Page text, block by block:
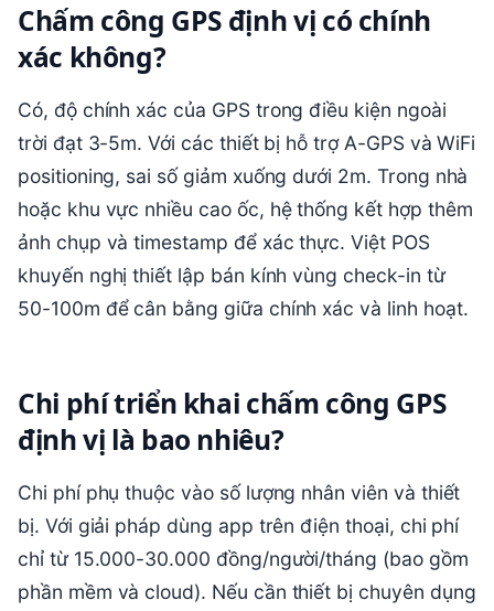
Chấm công GPS định vị có chính
xác không?
Có, độ chính xác của GPS trong điều kiện ngoài
trời đạt 3-5m. Với các thiết bị hỗ trợ A-GPS và WiFi
positioning, sai số giảm xuống dưới 2m. Trong nhà
hoặc khu vực nhiều cao ốc, hệ thống kết hợp thêm
ảnh chụp và timestamp để xác thực. Việt POS
khuyến nghị thiết lập bán kính vùng check-in từ
50-100m để cân bằng giữa chính xác và linh hoạt.
Chi phí triển khai chấm công GPS
định vị là bao nhiêu?
Chi phí phụ thuộc vào số lượng nhân viên và thiết
bị. Với giải pháp dùng app trên điện thoại, chi phí
chỉ từ 15.000-30.000 đồng/người/tháng (bao gồm
phần mềm và cloud). Nếu cần thiết bị chuyên dụng